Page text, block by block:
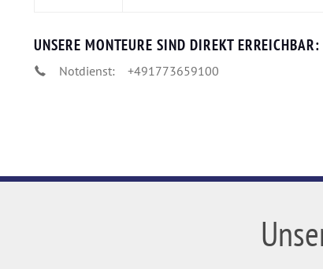
UNSERE MONTEURE SIND DIREKT ERREICHBAR:
Notdienst: +491773659100